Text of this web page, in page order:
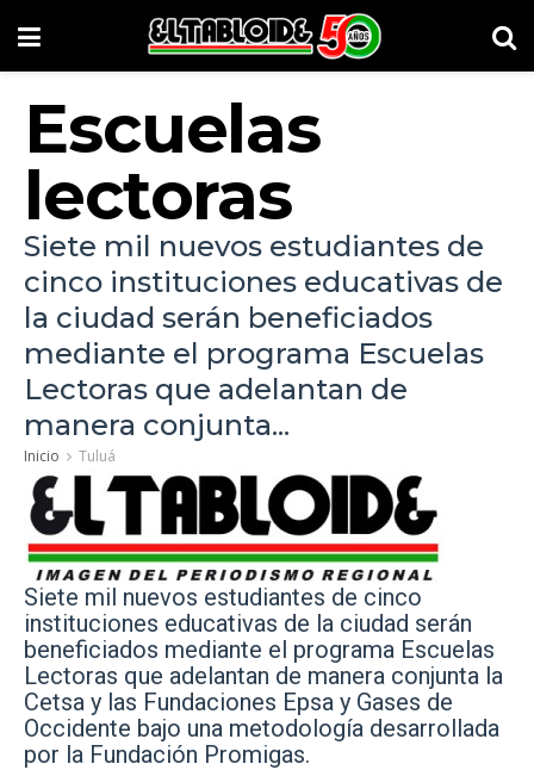
Escuelas
lectoras
Siete mil nuevos estudiantes de
cinco instituciones educativas de
la ciudad serán beneficiados
mediante el programa Escuelas
Lectoras que adelantan de
manera conjunta...
Inicio Tuluá
Siete mil nuevos estudiantes de cinco
instituciones educativas de la ciudad serán
beneficiados mediante el programa Escuelas
Lectoras que adelantan de manera conjunta la
Cetsa y las Fundaciones Epsa y Gases de
Occidente bajo una metodología desarrollada
por la Fundación Promigas.